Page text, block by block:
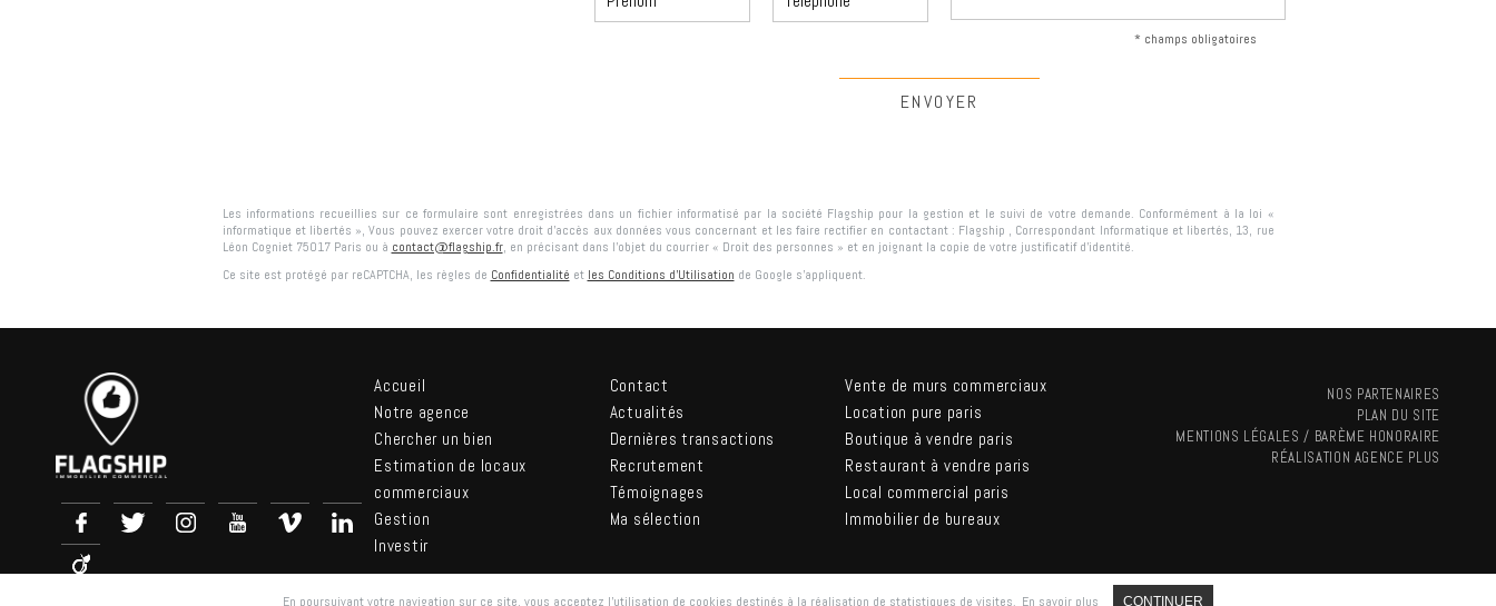
* champs obligatoires
Les informations recueillies sur ce formulaire sont enregistrées dans un fichier informatisé par la société Flagship pour la gestion et le suivi de votre demande. Conformément à la loi «
informatique et libertés », Vous pouvez exercer votre droit d'accès aux données vous concernant et les faire rectifier en contactant : Flagship , Correspondant Informatique et libertés, 13, rue
Léon Cogniet 75017 Paris ou à contact@flagship.fr, en précisant dans l’objet du courrier « Droit des personnes » et en joignant la copie de votre justificatif d’identité.
Ce site est protégé par reCAPTCHA, les règles de Confidentialité et les Conditions d'Utilisation de Google s'appliquent.
Accueil
Notre agence
Chercher un bien
Estimation de locaux
commerciaux
Gestion
Investir
Contact
Actualités
Dernières transactions
Recrutement
Témoignages
Ma sélection
Vente de murs commerciaux
Location pure paris
Boutique à vendre paris
Restaurant à vendre paris
Local commercial paris
Immobilier de bureaux
NOS PARTENAIRES
PLAN DU SITE
MENTIONS LÉGALES / BARÈME HONORAIRE
RÉALISATION AGENCE PLUS
En poursuivant votre navigation sur ce site, vous acceptez l'utilisation de cookies destinés à la réalisation de statistiques de visites. En savoir plus